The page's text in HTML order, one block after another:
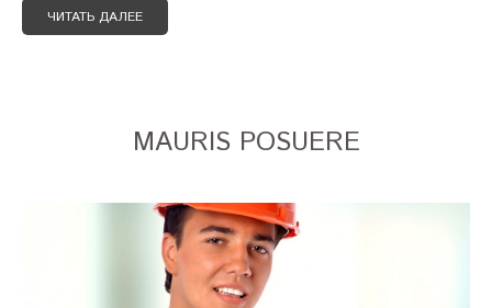
ЧИТАТЬ ДАЛЕЕ
MAURIS POSUERE